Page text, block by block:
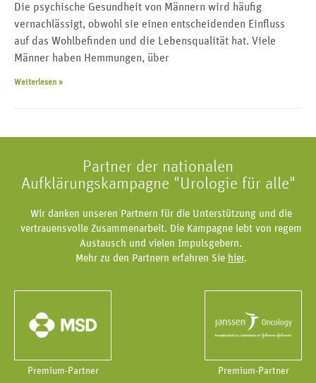
Die psychische Gesundheit von Männern wird häufig
vernachlässigt, obwohl sie einen entscheidenden Einfluss
auf das Wohlbefinden und die Lebensqualität hat. Viele
Männer haben Hemmungen, über
Weiterlesen »
Partner der nationalen
Aufklärungskampagne "Urologie für alle"
Wir danken unseren Partnern für die Unterstützung und die
vertrauensvolle Zusammenarbeit. Die Kampagne lebt von regem
Austausch und vielen Impulsgebern.
Mehr zu den Partnern erfahren Sie hier.
Premium-Partner Premium-Partner